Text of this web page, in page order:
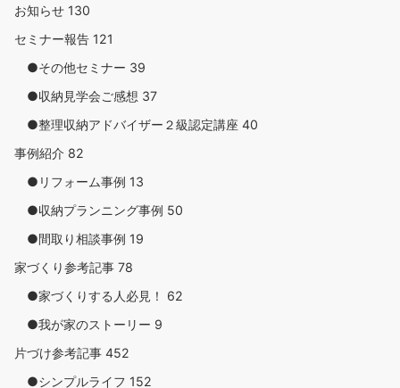
お知らせ 130
セミナー報告 121
●その他セミナー 39
●収納見学会ご感想 37
●整理収納アドバイザー２級認定講座 40
事例紹介 82
●リフォーム事例 13
●収納プランニング事例 50
●間取り相談事例 19
家づくり参考記事 78
●家づくりする人必見！ 62
●我が家のストーリー 9
片づけ参考記事 452
●シンプルライフ 152